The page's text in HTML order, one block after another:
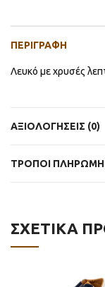
ΠΕΡΙΓΡΑΦΉ
Λευκό με χρυσές
ΑΞΙΟΛΟΓΉΣΕΙΣ (0)
ΤΡΟΠΟΙ
ΣΧΕΤΙΚΆ